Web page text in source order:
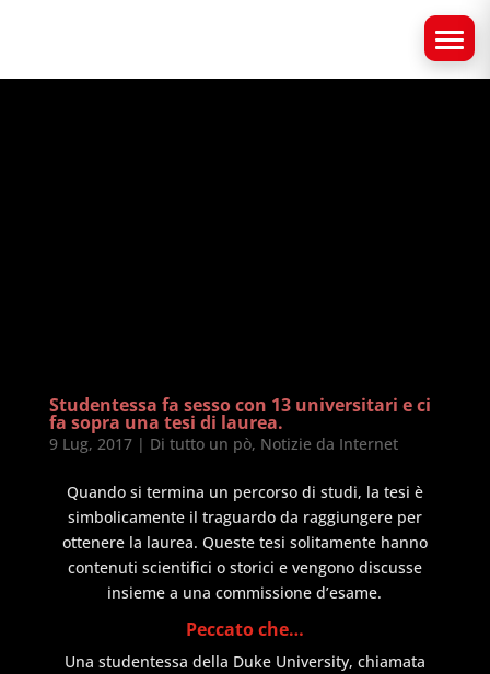
Studentessa fa sesso con 13 universitari e ci
fa sopra una tesi di laurea.
9 Lug, 2017| Di tutto un pò, Notizie da Internet
Quando si termina un percorso di studi, la tesi è
simbolicamente il traguardo da raggiungere per
ottenere la laurea. Queste tesi solitamente hanno
contenuti scientifici o storici e vengono discusse
insieme a una commissione d’esame.
Peccato che…
Una studentessa della Duke University, chiamata